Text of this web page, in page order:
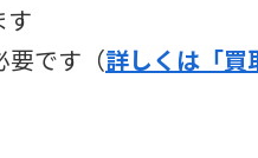
す
要です（詳しくは「買